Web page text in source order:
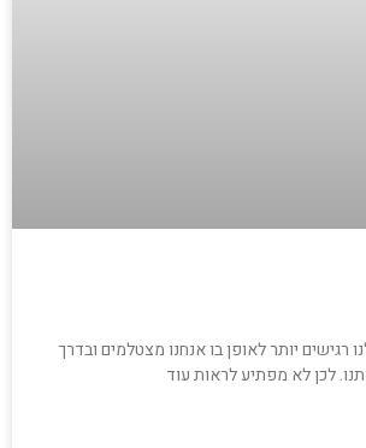
רגישים יותר לאופן בו אנחנו מצטלמים ובדרך
לכן לא מפתיע לראות עוד